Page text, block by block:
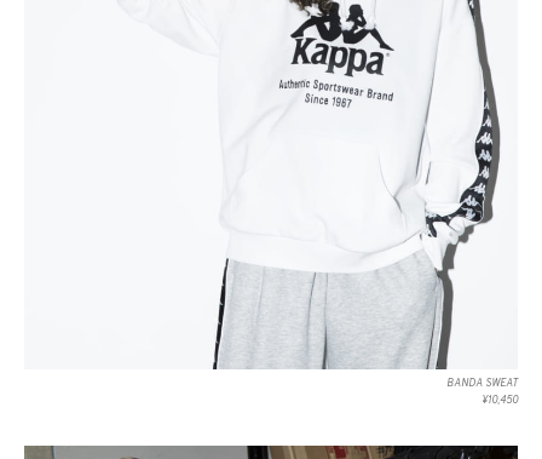
BANDA SWEAT
¥10,450